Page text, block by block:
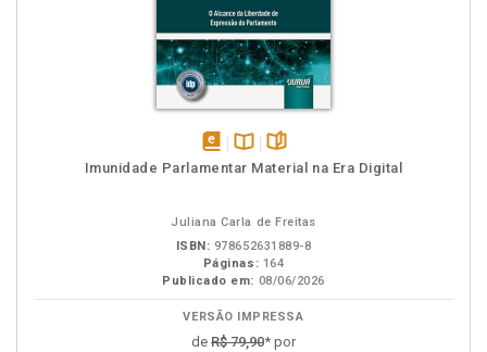
disponívelDisponível
páginas
Imunidade Parlamentar Material na Era Digital
Juliana Carla de Freitas
ISBN: 978652631889-8
Páginas: 164
Publicado em: 08/06/2026
VERSÃO IMPRESSA
de R$ 79,90* por